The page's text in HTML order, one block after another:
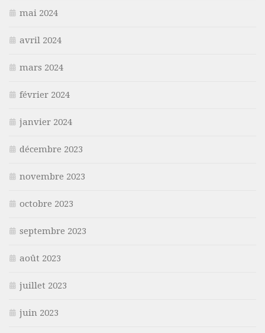
mai 2024
avril 2024
mars 2024
février 2024
janvier 2024
décembre 2023
novembre 2023
octobre 2023
septembre 2023
août 2023
juillet 2023
juin 2023